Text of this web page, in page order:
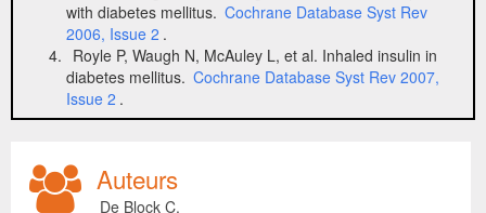
with diabetes mellitus. Cochrane Database Syst Rev
2006, Issue 2 .
Royle P, Waugh N, McAuley L, et al. Inhaled insulin in
diabetes mellitus. Cochrane Database Syst Rev 2007,
Issue 2 .
Auteurs
De Block C.